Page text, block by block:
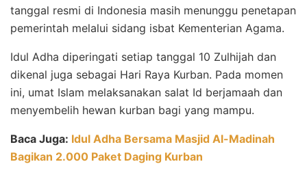
tanggal resmi di Indonesia masih menunggu penetapan
pemerintah melalui sidang isbat Kementerian Agama.
Idul Adha diperingati setiap tanggal 10 Zulhijah dan
dikenal juga sebagai Hari Raya Kurban. Pada momen
ini, umat Islam melaksanakan salat Id berjamaah dan
menyembelih hewan kurban bagi yang mampu.
Baca Juga: Idul Adha Bersama Masjid Al-Madinah
Bagikan 2.000 Paket Daging Kurban